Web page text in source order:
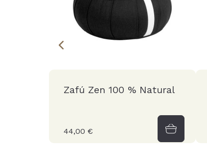
Zafú Zen 100 % Natural
44,00 €